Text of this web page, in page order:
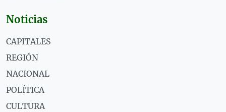
Noticias
CAPITALES
REGIÓN
NACIONAL
POLÍTICA
CULTURA